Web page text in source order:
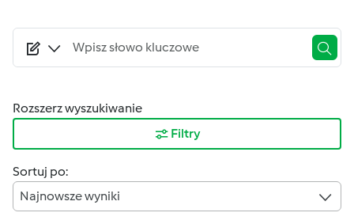
Rozszerz wyszukiwanie
Filtry
Sortuj po:
Najnowsze wyniki